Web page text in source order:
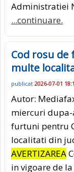
Administratiei
...continuare.
Cod rosu
multe
publicat 2026-07-01
Autor:
miercuri dupa-
furtuni pentru
localitati din
AVERTIZAREA
in vigoare de